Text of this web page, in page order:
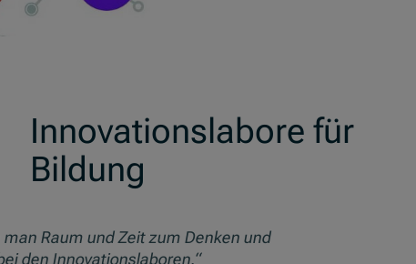
Innovationslabore für
Bildung
Raum und Zeit zum Denken und
den Innovationslaboren.“